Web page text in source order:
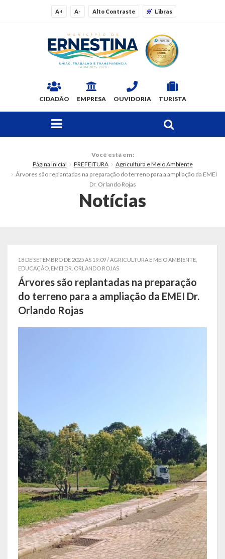
A+ A- Alto Contraste Libras
CIDADÃO EMPRESA OUVIDORIA TURISTA
Dados Gerais
Símbolos
Telefones Úteis
Secretarias
Estrutura organizacional
Sala Multidisciplinar Saber Mais
Escola Municipal de Educação Infantil Dr. Orlando Rojas
Escola Municipal De Ensino Fundamental Educarte
Escola Municipal De Ensino Fundamental João Alfredo Sachser
Escola Municipal De Ensino Fundamental Osvaldo Cruz
Agricultura
Fazenda
Você está em:
Página Inicial
PREFEITURA
Agricultura e Meio Ambiente
Árvores são replantadas na preparação do terreno para a ampliação da EMEI
Dr. Orlando Rojas
Notícias
18 DE SETEMBRO DE 2025 AS 19:09 /AGRICULTURA E MEIO AMBIENTE
EDUCAÇÃO EMEI DR. ORLANDO ROJAS
Árvores são replantadas na preparação
do terreno para a ampliação da EMEI Dr.
Orlando Rojas